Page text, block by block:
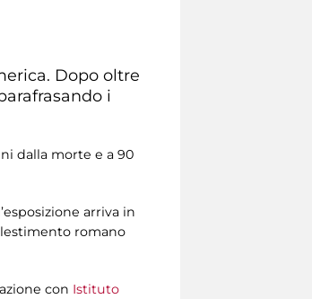
Dopo oltre
i
dalla morte e a 90
arriva in
romano
con Istituto